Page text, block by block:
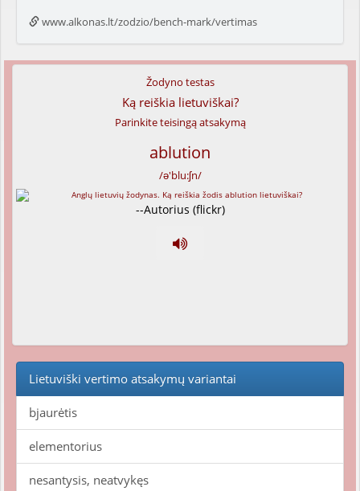
www.alkonas.lt/zodzio/bench-mark/vertimas
Žodyno testas
Ką reiškia lietuviškai?
Parinkite teisingą atsakymą
ablution
/ə'blu:ʃn/
--Autorius (flickr)
Lietuviški vertimo atsakymų variantai
bjaurėtis
elementorius
nesantysis, neatvykęs